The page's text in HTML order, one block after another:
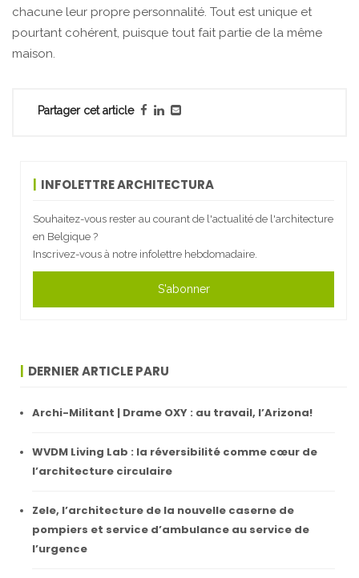
chacune leur propre personnalité. Tout est unique et
pourtant cohérent, puisque tout fait partie de la même
maison.
Partager cet article
INFOLETTRE ARCHITECTURA
Souhaitez-vous rester au courant de l'actualité de l'architecture
en Belgique ?
Inscrivez-vous à notre infolettre hebdomadaire.
S'abonner
DERNIER ARTICLE PARU
Archi-Militant | Drame OXY : au travail, l’Arizona!
WVDM Living Lab : la réversibilité comme cœur de
l’architecture circulaire
Zele, l’architecture de la nouvelle caserne de
pompiers et service d’ambulance au service de
l’urgence